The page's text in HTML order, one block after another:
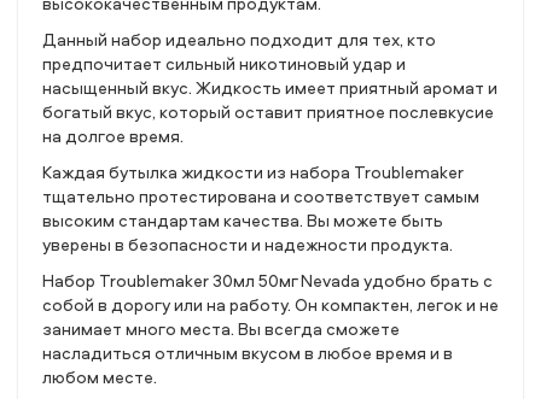
Данный набор идеально подходит для тех, кто
предпочитает сильный никотиновый удар и
насыщенный вкус. Жидкость имеет приятный аромат и
богатый вкус, который оставит приятное послевкусие
на долгое время.
Каждая бутылка жидкости из набора Troublemaker
тщательно протестирована и соответствует самым
высоким стандартам качества. Вы можете быть
уверены в безопасности и надежности продукта.
Набор Troublemaker 30мл 50мг Nevada удобно брать с
собой в дорогу или на работу. Он компактен, легок и не
занимает много места. Вы всегда сможете
насладиться отличным вкусом в любое время и в
любом месте.